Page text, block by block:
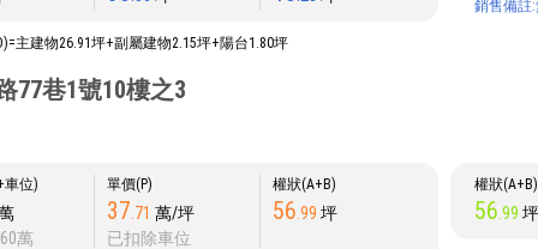
主建物26.91坪+副屬建物2.15坪+陽台1.80坪
銷售備註
77巷1號10樓之3
車位)
萬
單價(P)
37 .71 萬/坪
已扣除車位
權狀(A+B)
56 .99 坪
權狀(A+B)
56 .99